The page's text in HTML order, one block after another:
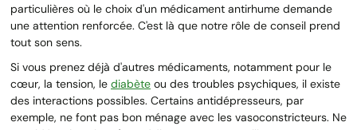
particulières où le choix d'un médicament antirhume demande
une attention renforcée. C'est là que notre rôle de conseil prend
tout son sens.
Si vous prenez déjà d'autres médicaments, notamment pour le
cœur, la tension, le diabète ou des troubles psychiques, il existe
des interactions possibles. Certains antidépresseurs, par
exemple, ne font pas bon ménage avec les vasoconstricteurs. Ne